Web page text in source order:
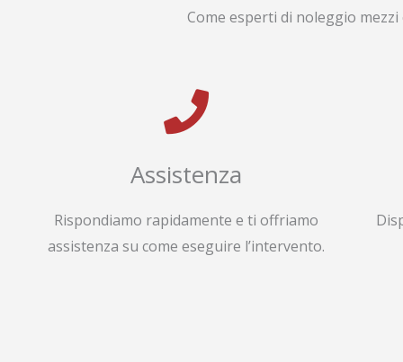
Come esperti di noleggio
Assistenza
Rispondiamo rapidamente e ti offriamo
assistenza su come eseguire l’intervento.